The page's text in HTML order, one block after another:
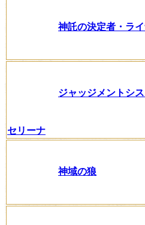
神託の決定者・ラ
ジャッジメントシス
セリーナ
神域の狼